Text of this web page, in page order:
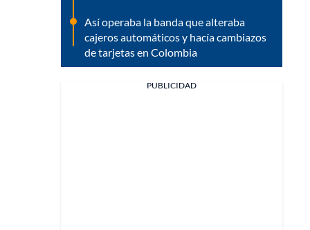
Así operaba la banda que alteraba
cajeros automáticos y hacía cambiazos
de tarjetas en Colombia
PUBLICIDAD